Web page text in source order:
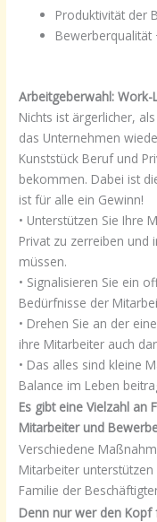
Produktivität der
Bewerberqualität
Arbeitgeberwahl:
Nichts ist ärgerlicher,
das Unternehmen
Kunststück Beruf und
bekommen. Dabei ist
ist für alle ein Gewinn!
• Unterstützen Sie Ihre
Privat zu zerreiben und
müssen.
• Signalisieren Sie ein
Bedürfnisse der
• Drehen Sie an der
ihre Mitarbeiter auch
• Das alles sind kleine
Balance im Leben
Es gibt eine Vielzahl an
Mitarbeiter und
Verschiedene
Mitarbeiter
Familie der
Denn nur wer den